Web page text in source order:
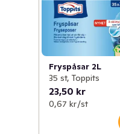
Fryspåsar 2L
35 st, Toppits
23,50 kr
0,67 kr /st